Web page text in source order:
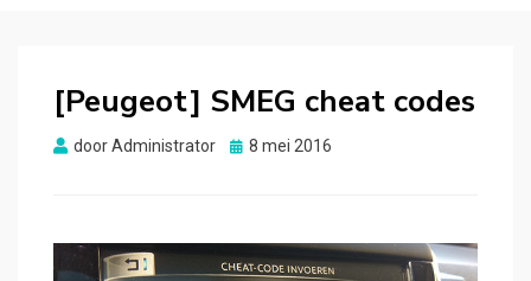
[Peugeot] SMEG cheat codes
doorAdministrator
Gepubliceerd
8 mei 2016